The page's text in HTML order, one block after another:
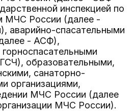
инспекцией по
МЧС России (далее -
спасательными
- АСФ),
образовательными,
санаторно-
организациями,
МЧС России (далее
МЧС России).